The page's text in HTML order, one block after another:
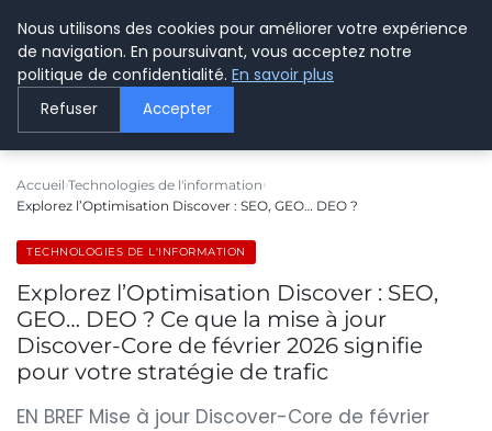
LE WEBMARKETING
Accueil Technologies de l'information
Explorez l’Optimisation Discover : SEO, GEO… DEO ?
TECHNOLOGIES DE L'INFORMATION
Explorez l’Optimisation Discover : SEO,
GEO… DEO ? Ce que la mise à jour
Discover-Core de février 2026 signifie
pour votre stratégie de trafic
EN BREF Mise à jour Discover-Core de février
Nous utilisons des cookies pour améliorer votre expérience
de navigation. En poursuivant, vous acceptez notre
politique de confidentialité. En savoir plus
Refuser Accepter